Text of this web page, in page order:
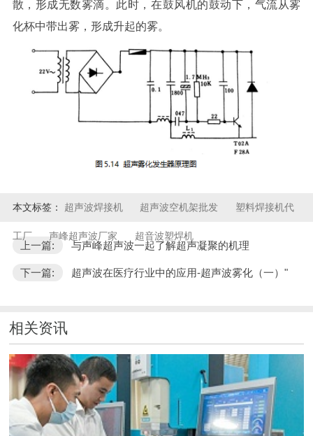
散，形成无数雾滴。此时，在鼓风机的鼓动下，气流从雾
化杯中带出雾，形成升起的雾。
本文标签： 超声波焊接机 超声波空机架批发 塑料焊接机代
工厂 声峰超声波厂家 超音波塑焊机
上一篇: 与声峰超声波一起了解超声凝聚的机理
下一篇: 超声波在医疗行业中的应用-超声波雾化（一）"
相关资讯